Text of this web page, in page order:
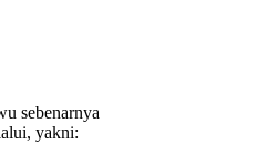
sebenarnya
yakni: